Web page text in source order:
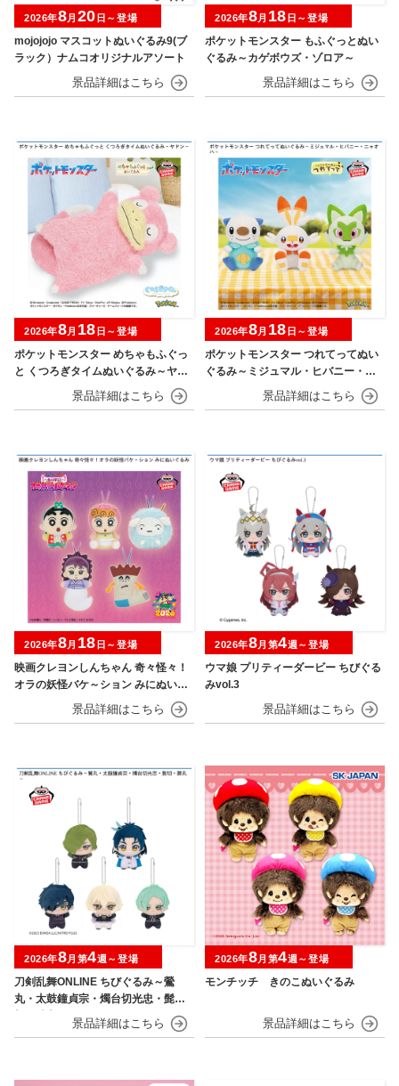
mojojojo マスコットぬいぐるみ9(ブ
ラック）ナムコオリジナルアソート
2026年8月 20 日～登場
ポケットモンスター もふぐっとぬい
ぐるみ～カゲボウズ・ゾロア～
2026年8月 18 日～登場
ポケットモンスター めちゃもふぐっ
と くつろぎタイムぬいぐるみ～ヤド
2026年8月 18 日～登場
ポケットモンスター つれてってぬい
ぐるみ～ミジュマル・ヒバニー・ニ
2026年8月 18 日～登場
映画クレヨンしんちゃん 奇々怪々！
オラの妖怪バケ～ション みにぬいぐ
2026年8月 18 日～登場
ウマ娘 プリティーダービー ちびぐる
みvol.3
2026年8月第4週～登場
刀剣乱舞ONLINE ちびぐるみ～鶯
丸・太鼓鐘貞宗・燭台切光忠・髭
2026年8月第4週～登場
モンチッチ きのこぬいぐるみ
2026年8月第4週～登場